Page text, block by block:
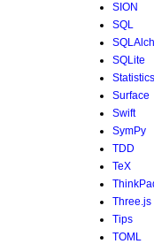
SION
SQL
SQLite
Statistics
Surface
Swift
SymPy
TDD
TeX
Three.js
Tips
TOML